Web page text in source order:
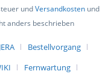
undVersandkostenund
anders beschrieben
Bestellvorgang
Fernwartung